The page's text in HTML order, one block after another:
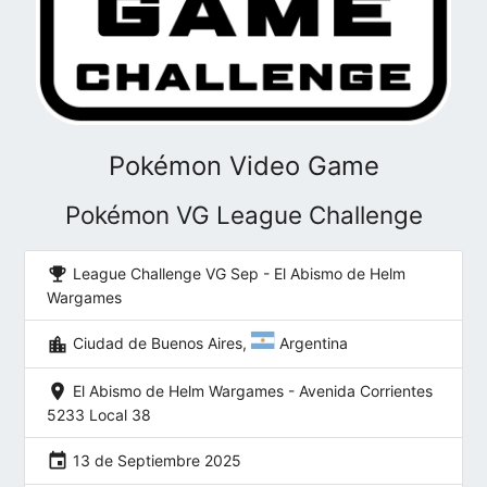
Pokémon Video Game
Pokémon VG League Challenge
emoji_events League Challenge VG Sep - El Abismo de Helm
Wargames
location_city Ciudad de Buenos Aires, Argentina
location_on El Abismo de Helm Wargames - Avenida Corrientes
5233 Local 38
event 13 de Septiembre 2025